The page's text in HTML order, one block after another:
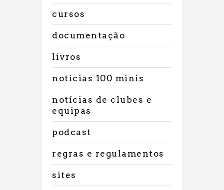
cursos
documentação
livros
notícias 100 minis
notícias de clubes e
equipas
podcast
regras e regulamentos
sites